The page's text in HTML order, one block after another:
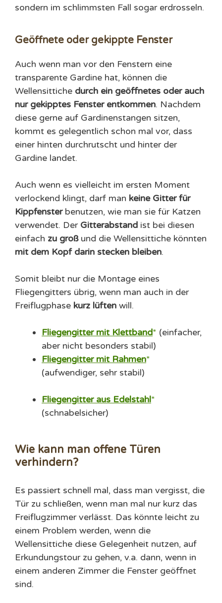
sondern im schlimmsten Fall sogar erdrosseln.
Geöffnete oder gekippte Fenster
Auch wenn man vor den Fenstern eine
transparente Gardine hat, können die
Wellensittiche durch ein geöffnetes oder auch
nur gekipptes Fenster entkommen. Nachdem
diese gerne auf Gardinenstangen sitzen,
kommt es gelegentlich schon mal vor, dass
einer hinten durchrutscht und hinter der
Gardine landet.
Auch wenn es vielleicht im ersten Moment
verlockend klingt, darf man keine Gitter für
Kippfensterbenutzen, wie man sie für Katzen
verwendet. Der Gitterabstand ist bei diesen
einfach zu großund die Wellensittiche könnten
mit dem Kopf darin stecken bleiben.
Somit bleibt nur die Montage eines
Fliegengitters übrig, wenn man auch in der
Freiflugphase kurz lüften will.
Fliegengitter mit Klettband
(einfacher,
aber nicht besonders stabil)
Fliegengitter mit Rahmen
(aufwendiger, sehr stabil)
Fliegengitter aus Edelstahl
(schnabelsicher)
Wie kann man offene Türen
verhindern?
Es passiert schnell mal, dass man vergisst, die
Tür zu schließen, wenn man mal nur kurz das
Freiflugzimmer verlässt. Das könnte leicht zu
einem Problem werden, wenn die
Wellensittiche diese Gelegenheit nutzen, auf
Erkundungstour zu gehen, v.a. dann, wenn in
einem anderen Zimmer die Fenster geöffnet
sind.